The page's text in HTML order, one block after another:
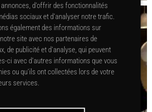
d’offrir des fonctionnalités
sociaux et d’analyser notre trafic.
également des informations sur
site avec nos partenaires de
de publicité et d’analyse, qui peuvent
ci avec d’autres informations que vous
ou qu’ils ont collectées lors de votre
services.